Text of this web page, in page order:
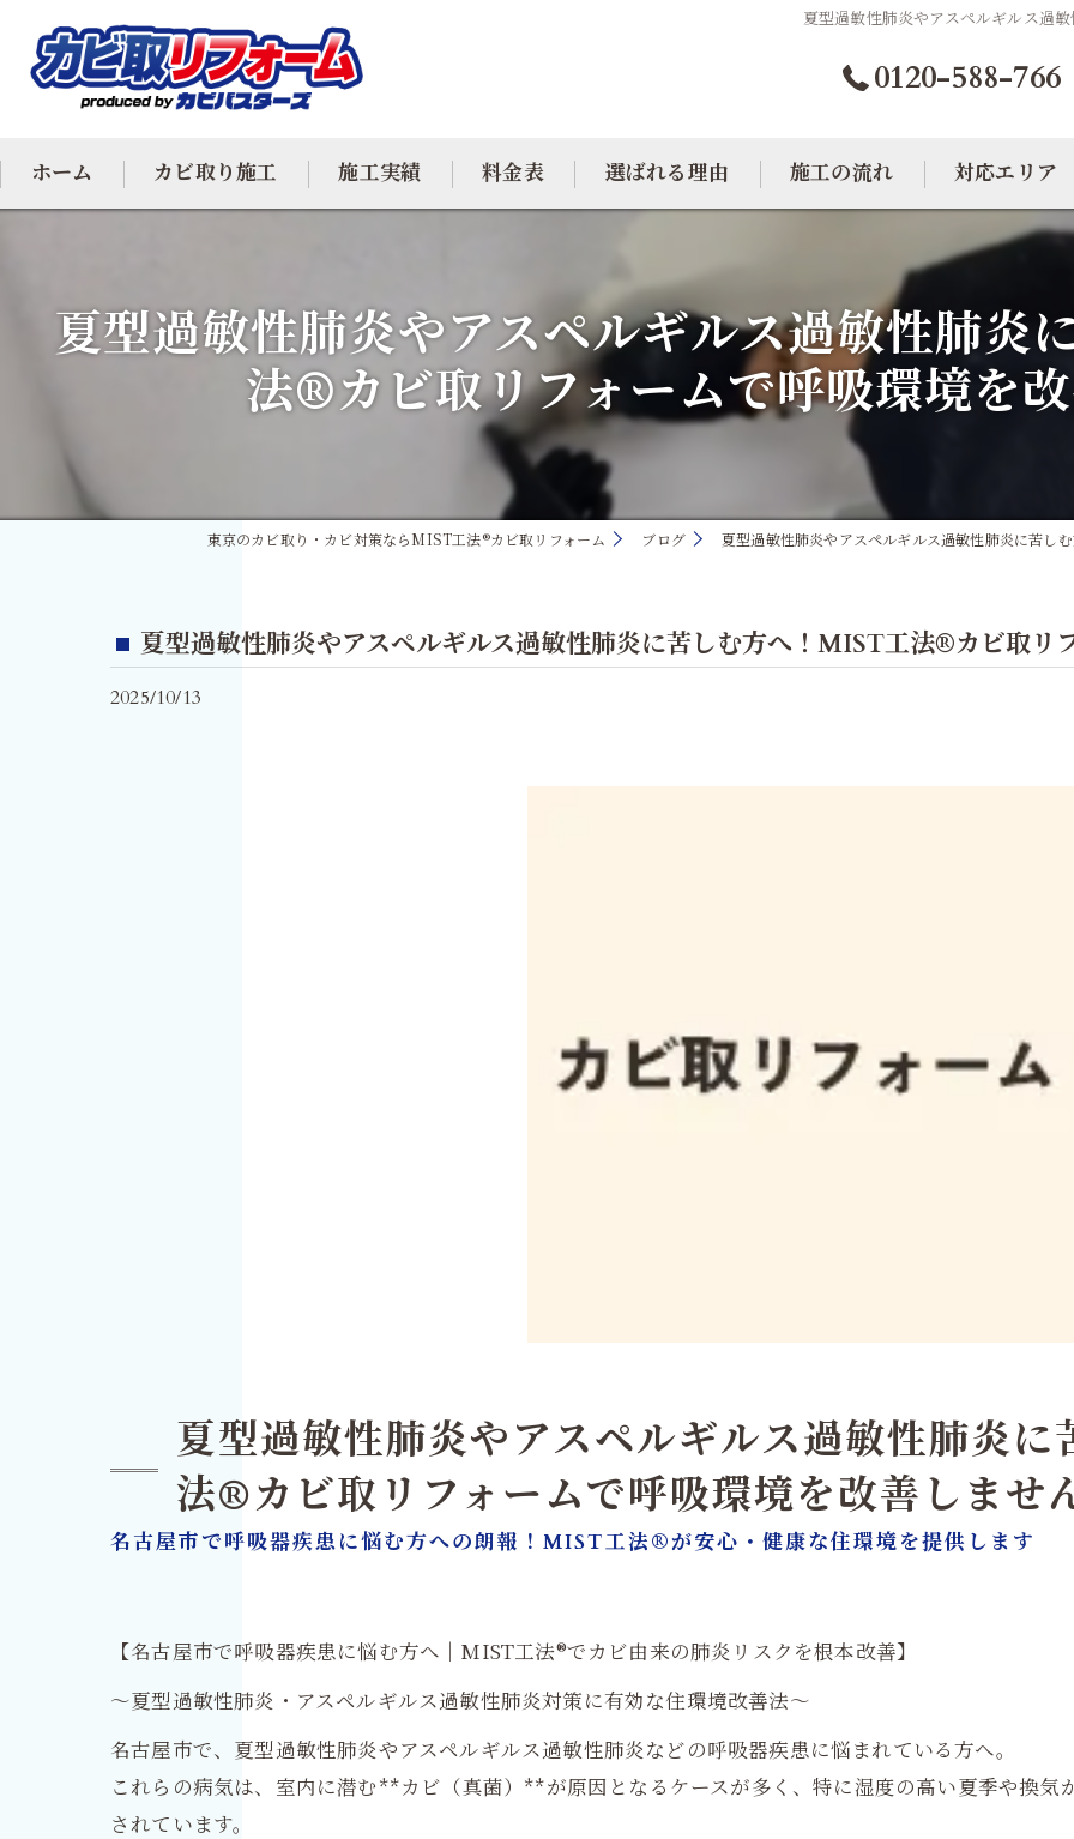
夏型過敏性肺炎やアスペルギルス過
0120-588-766
ホーム カビ取り施工
カビ除去
施工実績 料金表 選ばれる理由 施工の流れ 対応エリア
大阪のカビ取り
東京のカビ取り
愛知のカビ取り
夏型過敏性肺炎やアスペルギルス過敏性肺炎
法®カビ取リフォームで呼吸環境を
東京のカビ取り・カビ対策ならMIST工法®カビ取リフォーム ブログ 夏型過敏性肺炎やアスペルギルス過敏性肺炎に苦し
夏型過敏性肺炎やアスペルギルス過敏性肺炎に苦しむ方へ！MIST工法®カビ取リ
2025/10/13
夏型過敏性肺炎やアスペルギルス過敏性肺炎
法®カビ取リフォームで呼吸環境を改善しませ
名古屋市で呼吸器疾患に悩む方への朗報！MIST工法®が安心・健康な住環境を提供します
【名古屋市で呼吸器疾患に悩む方へ｜MIST工法®でカビ由来の肺炎リスクを根本改善】
〜夏型過敏性肺炎・アスペルギルス過敏性肺炎対策に有効な住環境改善法〜
名古屋市で、夏型過敏性肺炎やアスペルギルス過敏性肺炎などの呼吸器疾患に悩まれている方へ。
これらの病気は、室内に潜む**カビ（真菌）**が原因となるケースが多く、特に湿度の高い夏季や換気
されています。